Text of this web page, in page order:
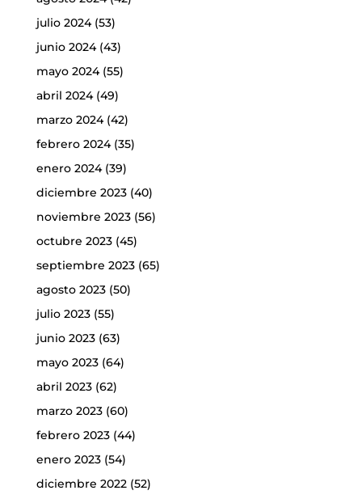
julio 2024(53)
junio 2024(43)
mayo 2024(55)
abril 2024(49)
marzo 2024(42)
febrero 2024(35)
enero 2024(39)
diciembre 2023(40)
noviembre 2023(56)
octubre 2023(45)
septiembre 2023(65)
agosto 2023(50)
julio 2023(55)
junio 2023(63)
mayo 2023(64)
abril 2023(62)
marzo 2023(60)
febrero 2023(44)
enero 2023(54)
diciembre 2022(52)